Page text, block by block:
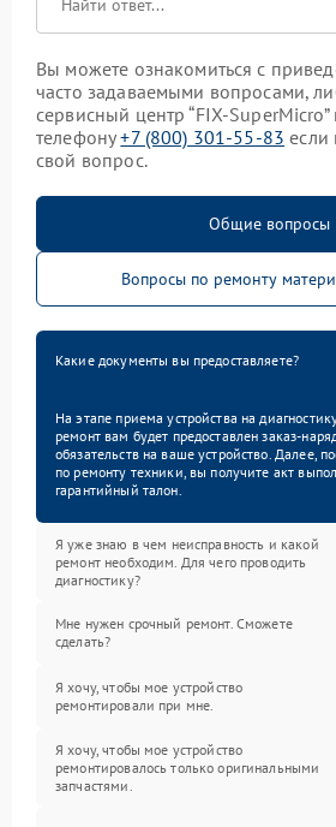
Вы можете ознакомиться с
часто задаваемыми вопросами,
сервисный центр “FIX-
телефону+7 (800) 301-55-83 если
свой вопрос.
Общие вопросы
Вопросы по ремонту
Какие документы вы предоставляете?
На этапе приема устройства на
ремонт вам будет предоставлен заказ-
обязательств на ваше устройство. Далее,
по ремонту техники, вы получите акт
гарантийный талон.
Я уже знаю в чем неисправность и какой
ремонт необходим. Для чего проводить
диагностику?
Мне нужен срочный ремонт. Сможете
сделать?
Я хочу, чтобы мое устройство
ремонтировали при мне.
Я хочу, чтобы мое устройство
ремонтировалось только оригинальными
запчастями.